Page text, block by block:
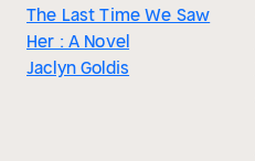
The Last Time We Saw
Her : A Novel
Jaclyn Goldis